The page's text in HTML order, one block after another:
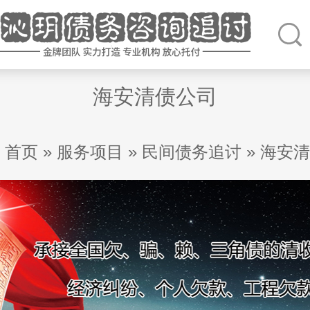
海安清债公司
首页 » 服务项目 » 民间债务追讨 » 海安